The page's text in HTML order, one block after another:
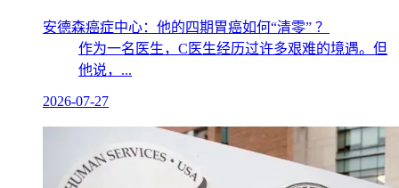
安德森癌症中心：他的四期胃癌如何“清零” ？
作为一名医生，C医生经历过许多艰难的境遇。但
他说，...
2026-07-27